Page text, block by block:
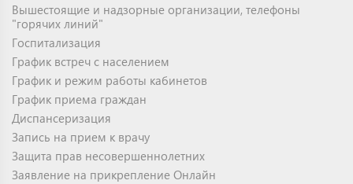
Вышестоящие и надзорные организации, телефоны
"горячих линий"
Госпитализация
График встреч с населением
График и режим работы кабинетов
График приема граждан
Диспансеризация
Запись на прием к врачу
Защита прав несовершеннолетних
Заявление на прикрепление Онлайн